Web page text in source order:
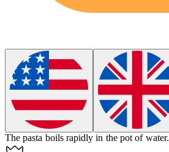
The pasta boils rapidly in the pot of water.